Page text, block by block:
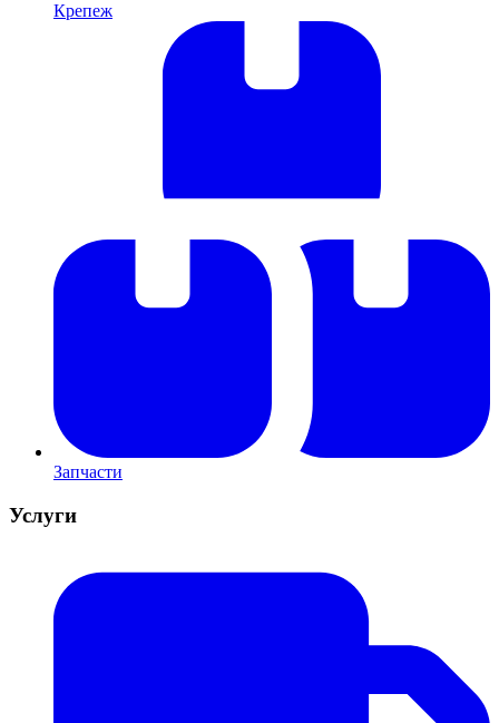
Крепеж
Запчасти
Услуги